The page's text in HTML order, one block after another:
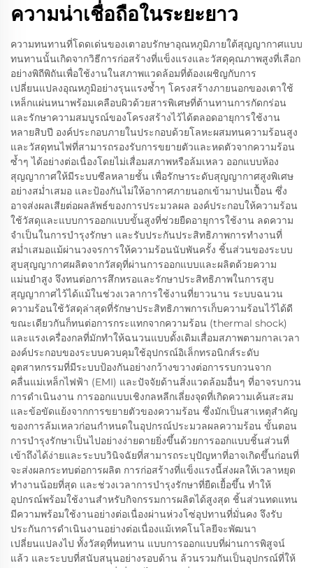
ความน่าเชื่อถือในระยะยาว
ความทนทานที่โดดเด่นของเตาอบรักษาอุณหภูมิภายใต้สุญญากาศแบบ
ทนทานนั้นเกิดจากวิธีการก่อสร้างที่แข็งแรงและวัสดุคุณภาพสูงที่เลือก
อย่างพิถีพิถันเพื่อใช้งานในสภาพแวดล้อมที่ต้องเผชิญกับการ
เปลี่ยนแปลงอุณหภูมิอย่างรุนแรงซ้ำๆ โครงสร้างภายนอกของเตาใช้
เหล็กแผ่นหนาพร้อมเคลือบผิวด้วยสารพิเศษที่ต้านทานการกัดกร่อน
และรักษาความสมบูรณ์ของโครงสร้างไว้ได้ตลอดอายุการใช้งาน
หลายสิบปี องค์ประกอบภายในประกอบด้วยโลหะผสมทนความร้อนสูง
และวัสดุทนไฟที่สามารถรองรับการขยายตัวและหดตัวจากความร้อน
ซ้ำๆ ได้อย่างต่อเนื่องโดยไม่เสื่อมสภาพหรือล้มเหลว ออกแบบห้อง
สุญญากาศให้มีระบบซีลหลายชั้น เพื่อรักษาระดับสุญญากาศสูงพิเศษ
อย่างสม่ำเสมอ และป้องกันไม่ให้อากาศภายนอกเข้ามาปนเปื้อน ซึ่ง
อาจส่งผลเสียต่อผลลัพธ์ของการประมวลผล องค์ประกอบให้ความร้อน
ใช้วัสดุและแบบการออกแบบขั้นสูงที่ช่วยยืดอายุการใช้งาน ลดความ
จำเป็นในการบำรุงรักษา และรับประกันประสิทธิภาพการทำงานที่
สม่ำเสมอแม้ผ่านวงจรการให้ความร้อนนับพันครั้ง ชิ้นส่วนของระบบ
สูบสุญญากาศผลิตจากวัสดุที่ผ่านการออกแบบและผลิตด้วยความ
แม่นยำสูง จึงทนต่อการสึกหรอและรักษาประสิทธิภาพในการสูบ
สุญญากาศไว้ได้แม้ในช่วงเวลาการใช้งานที่ยาวนาน ระบบฉนวน
ความร้อนใช้วัสดุล่าสุดที่รักษาประสิทธิภาพการเก็บความร้อนไว้ได้ดี
ขณะเดียวกันก็ทนต่อการกระแทกจากความร้อน (thermal shock)
และแรงเครื่องกลที่มักทำให้ฉนวนแบบดั้งเดิมเสื่อมสภาพตามกาลเวลา
องค์ประกอบของระบบควบคุมใช้อุปกรณ์อิเล็กทรอนิกส์ระดับ
อุตสาหกรรมที่มีระบบป้องกันอย่างกว้างขวางต่อการรบกวนจาก
คลื่นแม่เหล็กไฟฟ้า (EMI) และปัจจัยด้านสิ่งแวดล้อมอื่นๆ ที่อาจรบกวน
การดำเนินงาน การออกแบบเชิงกลหลีกเลี่ยงจุดที่เกิดความเค้นสะสม
และข้อขัดแย้งจากการขยายตัวของความร้อน ซึ่งมักเป็นสาเหตุสำคัญ
ของการล้มเหลวก่อนกำหนดในอุปกรณ์ประมวลผลความร้อน ขั้นตอน
การบำรุงรักษาเป็นไปอย่างง่ายดายยิ่งขึ้นด้วยการออกแบบชิ้นส่วนที่
เข้าถึงได้ง่ายและระบบวินิจฉัยที่สามารถระบุปัญหาที่อาจเกิดขึ้นก่อนที่
จะส่งผลกระทบต่อการผลิต การก่อสร้างที่แข็งแรงนี้ส่งผลให้เวลาหยุด
ทำงานน้อยที่สุด และช่วงเวลาการบำรุงรักษาที่ยืดเยื้อขึ้น ทำให้
อุปกรณ์พร้อมใช้งานสำหรับกิจกรรมการผลิตได้สูงสุด ชิ้นส่วนทดแทน
มีความพร้อมใช้งานอย่างต่อเนื่องผ่านห่วงโซ่อุปทานที่มั่นคง จึงรับ
ประกันการดำเนินงานอย่างต่อเนื่องแม้เทคโนโลยีจะพัฒนา
เปลี่ยนแปลงไป ทั้งวัสดุที่ทนทาน แบบการออกแบบที่ผ่านการพิสูจน์
แล้ว และระบบที่สนับสนุนอย่างรอบด้าน ล้วนรวมกันเป็นอุปกรณ์ที่ให้